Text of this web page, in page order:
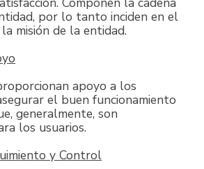
por lo tanto inciden en el
misión de la entidad.
apoyo a los
el buen funcionamiento
generalmente, son
los usuarios.
y Control